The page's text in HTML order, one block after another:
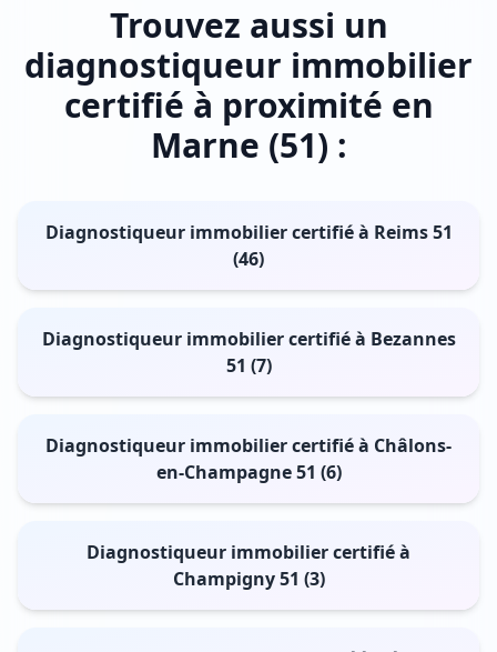
Trouvez aussi un
diagnostiqueur immobilier
certifié à proximité en
Marne (51) :
Diagnostiqueur immobilier certifié à Reims 51
(46)
Diagnostiqueur immobilier certifié à Bezannes
51 (7)
Diagnostiqueur immobilier certifié à Châlons-
en-Champagne 51 (6)
Diagnostiqueur immobilier certifié à
Champigny 51 (3)